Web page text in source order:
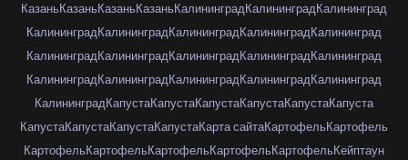
КазаньКазаньКазаньКазаньКалининградКалининградКалининград
КалининградКалининградКалининградКалининградКалининград
КалининградКалининградКалининградКалининградКалининград
КалининградКалининградКалининградКалининградКалининград
КалининградКапустаКапустаКапустаКапустаКапустаКапуста
КапустаКапустаКапустаКапустаКарта сайтаКартофельКартофель
КартофельКартофельКартофельКартофельКартофельКейптаун